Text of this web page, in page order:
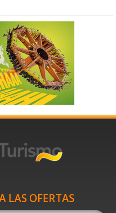
LAS OFERTAS